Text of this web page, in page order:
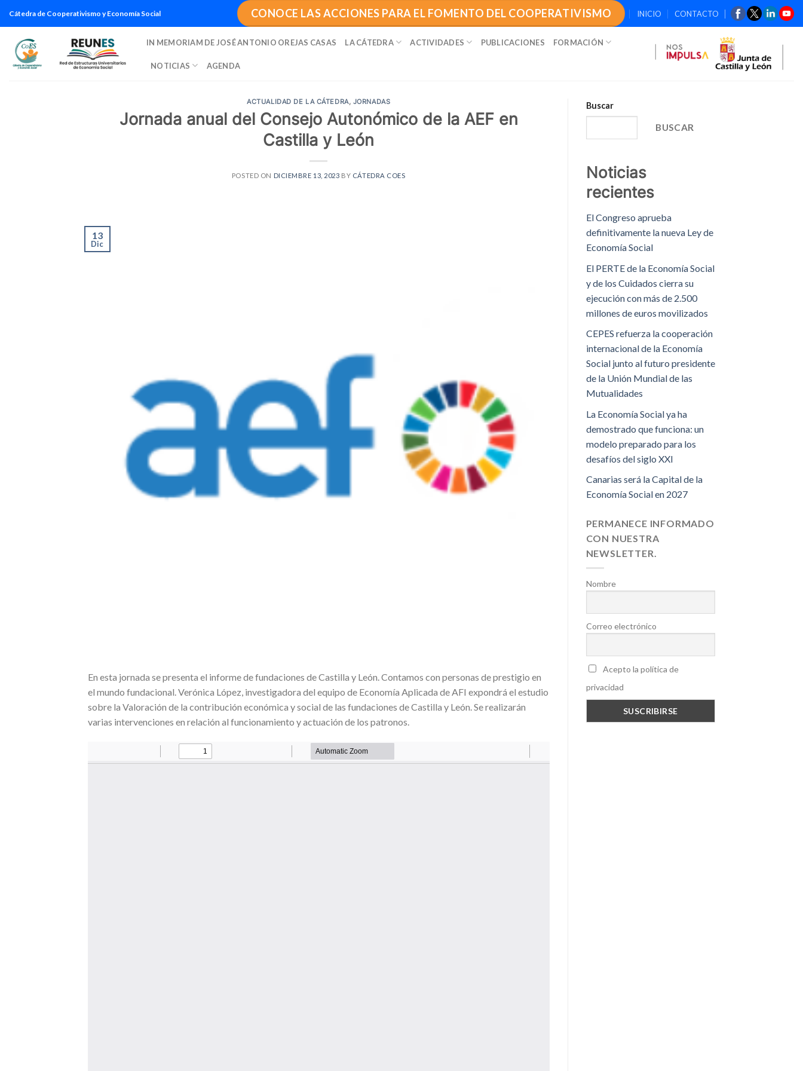
contenido
Cátedra de Cooperativismo y Economía Social CONOCE LAS ACCIONES PARA EL FOMENTO DEL COOPERATIVISMO INICIO CONTACTO
IN MEMORIAM DE JOSÉ ANTONIO OREJAS CASAS LA CÁTEDRA ACTIVIDADES PUBLICACIONES FORMACIÓN
NOTICIAS AGENDA
ACTUALIDAD DE LA CÁTEDRA, JORNADAS
Jornada anual del Consejo Autonómico de la AEF en
Castilla y León
POSTED ON DICIEMBRE 13, 2023 BY CÁTEDRA COES
13
Dic
En esta jornada se presenta el informe de fundaciones de Castilla y León. Contamos con personas de prestigio en
el mundo fundacional. Verónica López, investigadora del equipo de Economía Aplicada de AFI expondrá el estudio
sobre la Valoración de la contribución económica y social de las fundaciones de Castilla y León. Se realizarán
varias intervenciones en relación al funcionamiento y actuación de los patronos.
Buscar
BUSCAR
Noticias
recientes
El Congreso aprueba
definitivamente la nueva Ley de
Economía Social
El PERTE de la Economía Social
y de los Cuidados cierra su
ejecución con más de 2.500
millones de euros movilizados
CEPES refuerza la cooperación
internacional de la Economía
Social junto al futuro presidente
de la Unión Mundial de las
Mutualidades
La Economía Social ya ha
demostrado que funciona: un
modelo preparado para los
desafíos del siglo XXI
Canarias será la Capital de la
Economía Social en 2027
PERMANECE INFORMADO
CON NUESTRA
NEWSLETTER.
Nombre
Correo electrónico
Acepto la política de
privacidad